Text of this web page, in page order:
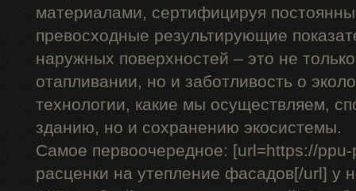
материалами, сертифицируя
превосходные результирующие
наружных поверхностей – это не
отапливании, но и заботливость о
технологии, какие мы осуществляем,
зданию, но и сохранению экосистемы.
Самое первоочередное: [url=https://
расценки на утепление фасадов[/url] у